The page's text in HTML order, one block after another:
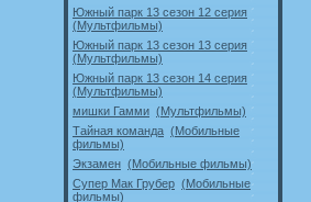
Южный парк 13 сезон 12 серия
(Мультфильмы)
Южный парк 13 сезон 13 серия
(Мультфильмы)
Южный парк 13 сезон 14 серия
(Мультфильмы)
мишки Гамми (Мультфильмы)
Тайная команда (Мобильные
фильмы)
Экзамен (Мобильные фильмы)
Супер Мак Грубер (Мобильные
фильмы)